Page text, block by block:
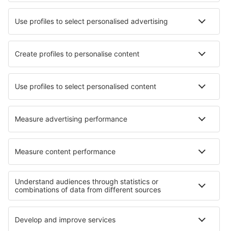
Hotels in Aras De Los Olmos Hotels in Kizilot
Hotels in Kostanjica Hotels in Goldkronach
Hotels in Schepdaal
Hotels in Italy - ski Hotels in Lazio
Hotels in Friuli-Venezia Giulia
Hotels auf den Ostfriesischen Inseln Hotels in Paraguay
Hotels in South Sinai Hotels auf den Ionischen Inseln